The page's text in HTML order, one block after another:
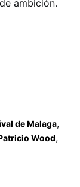
ambición.
de Malaga,
Wood,